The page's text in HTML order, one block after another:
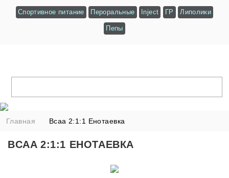
Спортивное питание Пероральные Inject ГР Липолики
Пепы
Главная Bcaa 2:1:1 Енотаевка
BCAA 2:1:1 ЕНОТАЕВКА